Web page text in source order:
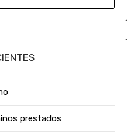
prestados